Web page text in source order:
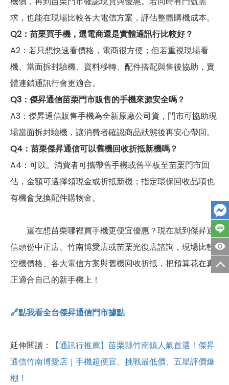
求，也能在現場比較各大電信方案，評估整體購機成本。
Q2：苗栗買手機，選電商還是實體通訊行比較好？
A2：若只想快速看價格，電商很方便；但若重視現場看
機、當面拆封驗機、資料移轉、配件搭配與售後協助，實
體連鎖通訊行會更適合。
Q3：傑昇通信苗栗門市販售的手機來源安全嗎？
A3：傑昇通信販售手機為全新原廠公司貨，門市可協助現
場當面拆封驗機，讓消費者確認商品狀態後再安心帶回。
Q4：苗栗傑昇通信可以舊機回收折抵新機嗎？
A4：可以。消費者可攜帶舊手機或舊平板至苗栗門市回
估，金額可選擇領現金或折抵新機；指定環保回收品項也
有機會兌換配件購物金。
還在想苗栗哪裡買手機更便宜優惠？現在就到傑昇通
信頭份中正店、竹南博愛店或苗栗光復店諮詢，現場比較
空機價格、各大電信方案與舊機回收折抵，把預算花在真
正適合自己的新手機上！
🔗點我看全台傑昇通信門市據點
延伸閱讀：
【通訊行推薦】苗栗縣竹南鎮人氣首選！傑昇
通信竹南博愛店｜手機超便宜、挑戰最低價、五星評價爆
棚！